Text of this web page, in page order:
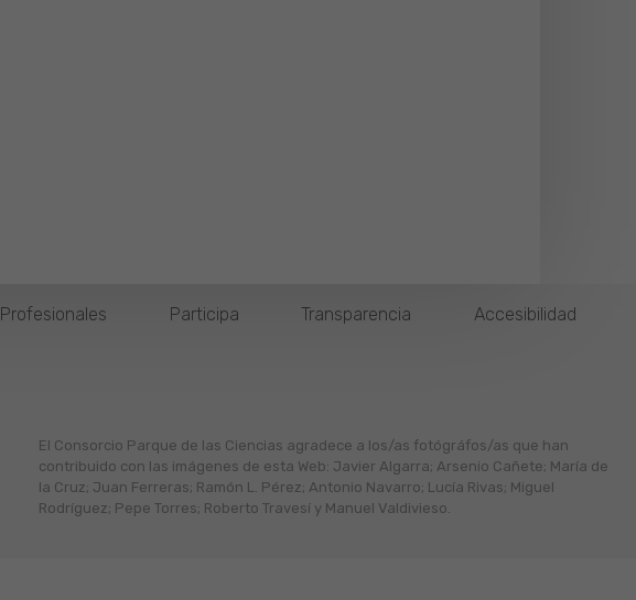
Profesionales Participa Transparencia Accesibilidad
El Consorcio Parque de las Ciencias agradece a los/as fotógráfos/as que han
contribuido con las imágenes de esta Web: Javier Algarra; Arsenio Cañete; María de
la Cruz; Juan Ferreras; Ramón L. Pérez; Antonio Navarro; Lucía Rivas; Miguel
Rodríguez; Pepe Torres; Roberto Travesí y Manuel Valdivieso.